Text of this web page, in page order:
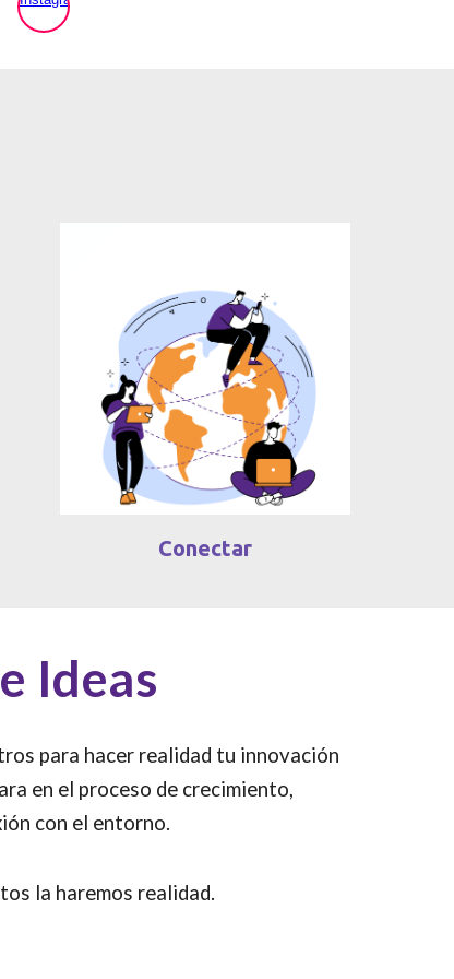
Conectar
Ideas
para hacer realidad tu innovación
en el proceso de crecimiento,
con el entorno.
la haremos realidad.